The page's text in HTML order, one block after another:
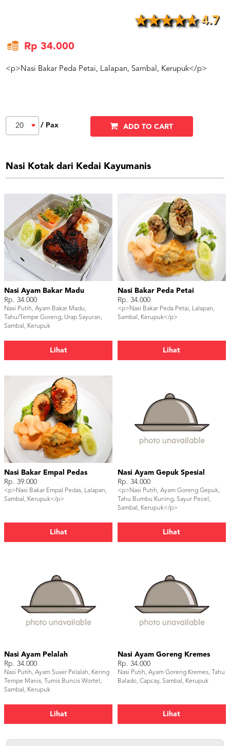
4.7
Rp 34.000
<p>Nasi Bakar Peda Petai, Lalapan, Sambal, Kerupuk</p>
20 / Pax ADD TO CART
Nasi Kotak dari Kedai Kayumanis
Nasi Ayam Bakar Madu
Rp. 34.000
Nasi Putih, Ayam Bakar Madu,
Tahu/Tempe Goreng, Urap Sayuran,
Sambal, Kerupuk
Lihat
Nasi Bakar Peda Petai
Rp. 34.000
<p>Nasi Bakar Peda Petai, Lalapan,
Sambal, Kerupuk</p>
Lihat
Nasi Bakar Empal Pedas
Rp. 39.000
<p>Nasi Bakar Empal Pedas, Lalapan,
Sambal, Kerupuk</p>
Lihat
Nasi Ayam Gepuk Spesial
Rp. 34.000
<p>Nasi Putih, Ayam Goreng Gepuk,
Tahu Bumbu Kuning, Sayur Pecel,
Sambal, Kerupuk</p>
Lihat
Nasi Ayam Pelalah
Rp. 34.000
Nasi Putih, Ayam Suwir Pelalah, Kering
Tempe Manis, Tumis Buncis Wortel,
Sambal, Kerupuk
Lihat
Nasi Ayam Goreng Kremes
Rp. 34.000
Nasi Putih, Ayam Goreng Kremes, Tahu
Balado, Capcay, Sambal, Kerupuk
Lihat